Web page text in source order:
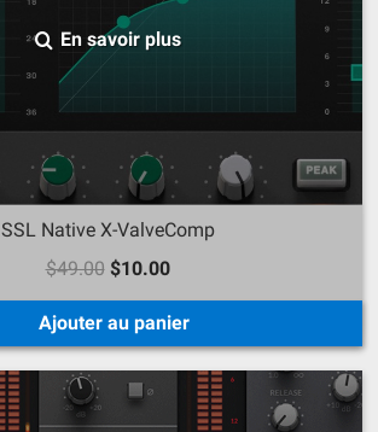
En savoir plus
SSL Native X-ValveComp
$49.00 $10.00
Ajouter au panier